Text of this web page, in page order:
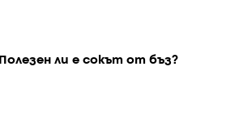
Полезен ли е сокът от бъз?